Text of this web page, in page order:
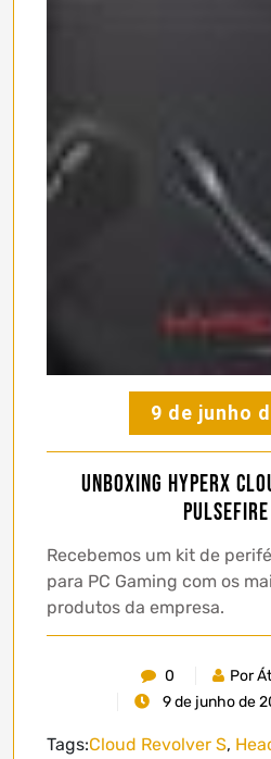
9 de junho
Unboxing HyperX
Pulsefire
Recebemos um kit de
para PC Gaming com os
produtos da empresa.
0
Por
9 de junho de
Tags:Cloud Revolver S,